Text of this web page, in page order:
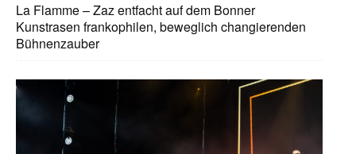
La Flamme – Zaz entfacht auf dem Bonner
Kunstrasen frankophilen, beweglich changierenden
Bühnenzauber